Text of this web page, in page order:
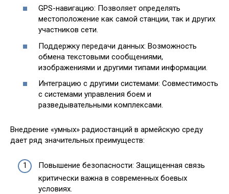
GPS-навигацию: Позволяет определять
местоположение как самой станции, так и других
участников сети.
Поддержку передачи данных: Возможность
обмена текстовыми сообщениями,
изображениями и другими типами информации.
Интеграцию с другими системами: Совместимость
с системами управления боем и
разведывательными комплексами.
Внедрение «умных» радиостанций в армейскую среду
дает ряд значительных преимуществ:
Повышение безопасности: Защищенная связь
критически важна в современных боевых
условиях.